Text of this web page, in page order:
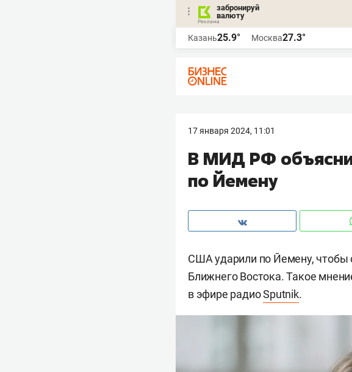
забронируй
валюту
Казань25.9° Москва27.3°
17 января 2024, 11:01
В МИД РФ
по Йемену
США ударили по Йемену, чтобы
Ближнего Востока. Такое
в эфире радиоSputnik.